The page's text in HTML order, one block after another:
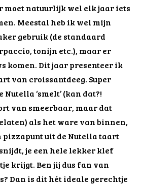
moet natuurlijk wel elk jaar iets
Meestal heb ik wel mijn
gebruik (de standaard
tonijn etc.), maar er
komen. Dit jaar presenteer ik
van croissantdeeg. Super
‘smelt’ (kan dat?!
van smeerbaar, maar dat
als het ware van binnen,
pizzapunt uit de Nutella taart
je een hele lekker klef
krijgt. Ben jij dus fan van
Dan is dit hét ideale gerechtje